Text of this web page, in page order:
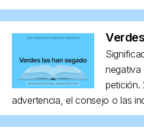
negativa
petición.
advertencia, el consejo o las